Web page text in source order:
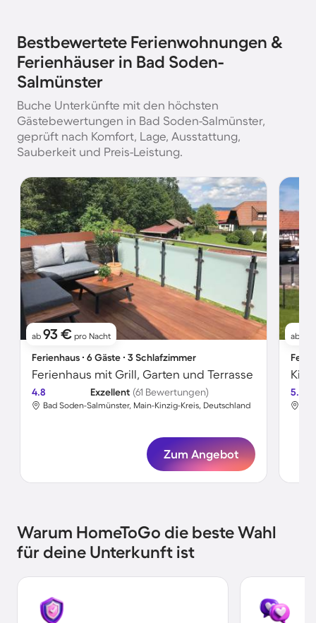
Bestbewertete Ferienwohnungen &
Ferienhäuser in Bad Soden-
Salmünster
Buche Unterkünfte mit den höchsten
Gästebewertungen in Bad Soden-Salmünster,
geprüft nach Komfort, Lage, Ausstattung,
Sauberkeit und Preis-Leistung.
ab 93 € pro Nacht
Ferienhaus ∙ 6 Gäste ∙ 3 Schlafzimmer
Ferienhaus mit Grill, Garten und Terrasse
4.8 Exzellent (61 Bewertungen)
Bad Soden-Salmünster, Main-Kinzig-Kreis, Deutschland
Zum Angebot
ab
5.0
Warum HomeToGo die beste Wahl
für deine Unterkunft ist